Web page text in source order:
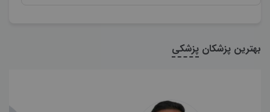
بهترین پزشکان پزشکی